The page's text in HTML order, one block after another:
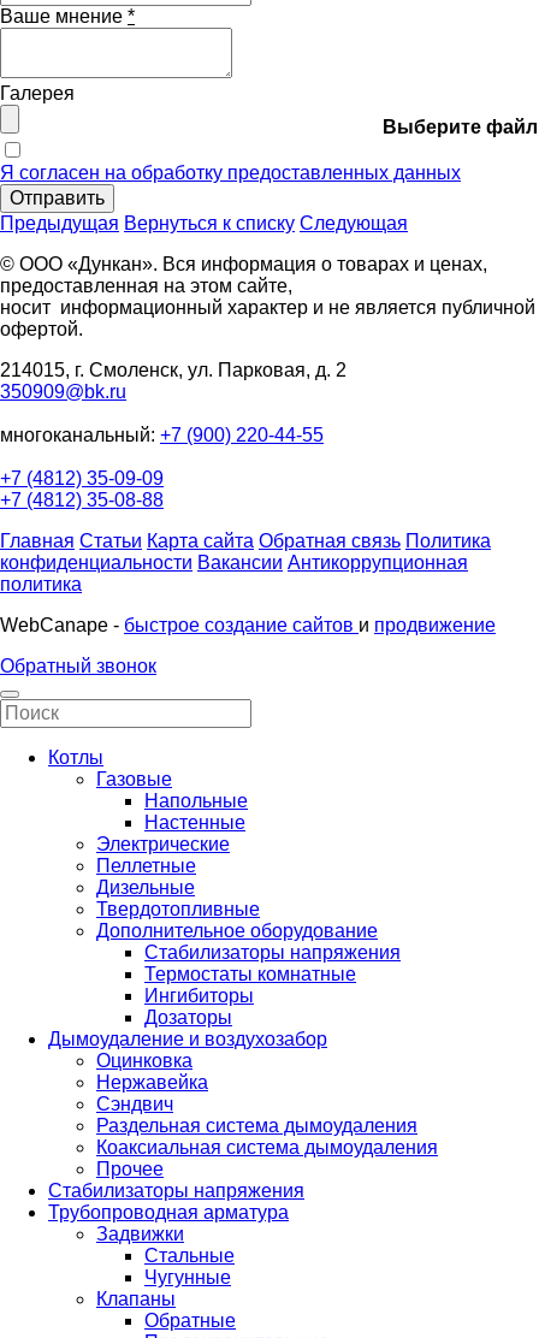
Ваше мнение *
Галерея
Выберите файл
Я согласен на обработку предоставленных данных
Отправить
Предыдущая Вернуться к списку Следующая
© ООО «Дункан». Вся информация о товарах и ценах,
предоставленная на этом сайте,
носит информационный характер и не является публичной
офертой.
214015, г. Смоленск, ул. Парковая, д. 2
350909@bk.ru
многоканальный: +7 (900) 220-44-55
+7 (4812) 35-09-09
+7 (4812) 35-08-88
Главная Статьи Карта сайта Обратная связь Политика
конфиденциальности Вакансии Антикоррупционная
политика
WebCanape - быстрое создание сайтов и продвижение
Обратный звонок
Котлы
Газовые
Напольные
Настенные
Электрические
Пеллетные
Дизельные
Твердотопливные
Дополнительное оборудование
Стабилизаторы напряжения
Термостаты комнатные
Ингибиторы
Дозаторы
Дымоудаление и воздухозабор
Оцинковка
Нержавейка
Сэндвич
Раздельная система дымоудаления
Коаксиальная система дымоудаления
Прочее
Стабилизаторы напряжения
Трубопроводная арматура
Задвижки
Стальные
Чугунные
Клапаны
Обратные